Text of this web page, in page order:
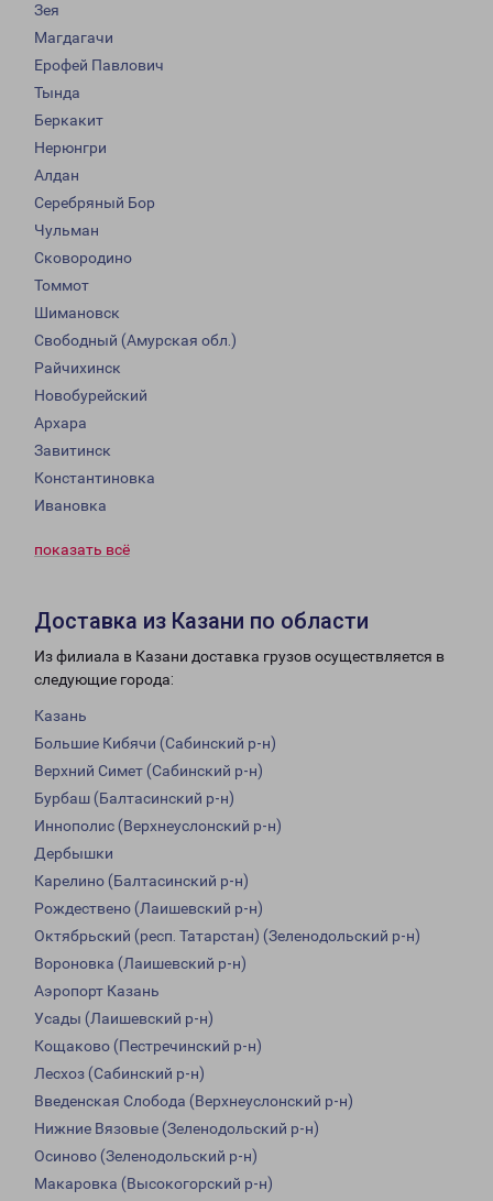
Зея
Магдагачи
Ерофей Павлович
Тында
Беркакит
Нерюнгри
Алдан
Серебряный Бор
Чульман
Сковородино
Томмот
Шимановск
Свободный (Амурская обл.)
Райчихинск
Новобурейский
Архара
Завитинск
Константиновка
Ивановка
показать всё
Доставка из Казани по области
Из филиала в Казани доставка грузов осуществляется в
следующие города:
Казань
Большие Кибячи (Сабинский р-н)
Верхний Симет (Сабинский р-н)
Бурбаш (Балтасинский р-н)
Иннополис (Верхнеуслонский р-н)
Дербышки
Карелино (Балтасинский р-н)
Рождествено (Лаишевский р-н)
Октябрьский (респ. Татарстан) (Зеленодольский р-н)
Вороновка (Лаишевский р-н)
Аэропорт Казань
Усады (Лаишевский р-н)
Кощаково (Пестречинский р-н)
Лесхоз (Сабинский р-н)
Введенская Слобода (Верхнеуслонский р-н)
Нижние Вязовые (Зеленодольский р-н)
Осиново (Зеленодольский р-н)
Макаровка (Высокогорский р-н)